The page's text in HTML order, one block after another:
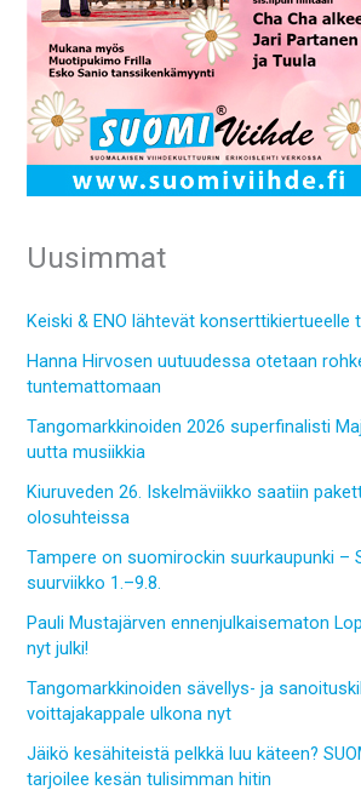
Uusimmat
Keiski & ENO lähtevät konserttikiertueelle
Hanna Hirvosen uutuudessa otetaan
tuntemattomaan
Tangomarkkinoiden 2026 superfinalisti
uutta musiikkia
Kiuruveden 26. Iskelmäviikko saatiin
olosuhteissa
Tampere on suomirockin suurkaupunki –
suurviikko 1.–9.8.
Pauli Mustajärven ennenjulkaisematon
nyt julki!
Tangomarkkinoiden sävellys- ja
voittajakappale ulkona nyt
Jäikö kesähiteistä pelkkä luu käteen?
tarjoilee kesän tulisimman hitin